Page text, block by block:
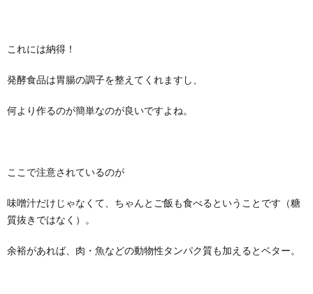
これには納得！
発酵食品は胃腸の調子を整えてくれますし、
何より作るのが簡単なのが良いですよね。
ここで注意されているのが
味噌汁だけじゃなくて、ちゃんとご飯も食べるということです（糖
質抜きではなく）。
余裕があれば、肉・魚などの動物性タンパク質も加えるとベター。